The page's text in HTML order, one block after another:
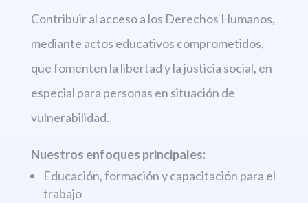
Contribuir al acceso a los Derechos Humanos,
mediante actos educativos comprometidos,
que fomenten la libertady la justicia social, en
especial para personas en situación de
vulnerabilidad.
Nuestros enfoques principales:
Educación, formación y capacitación para el
trabajo